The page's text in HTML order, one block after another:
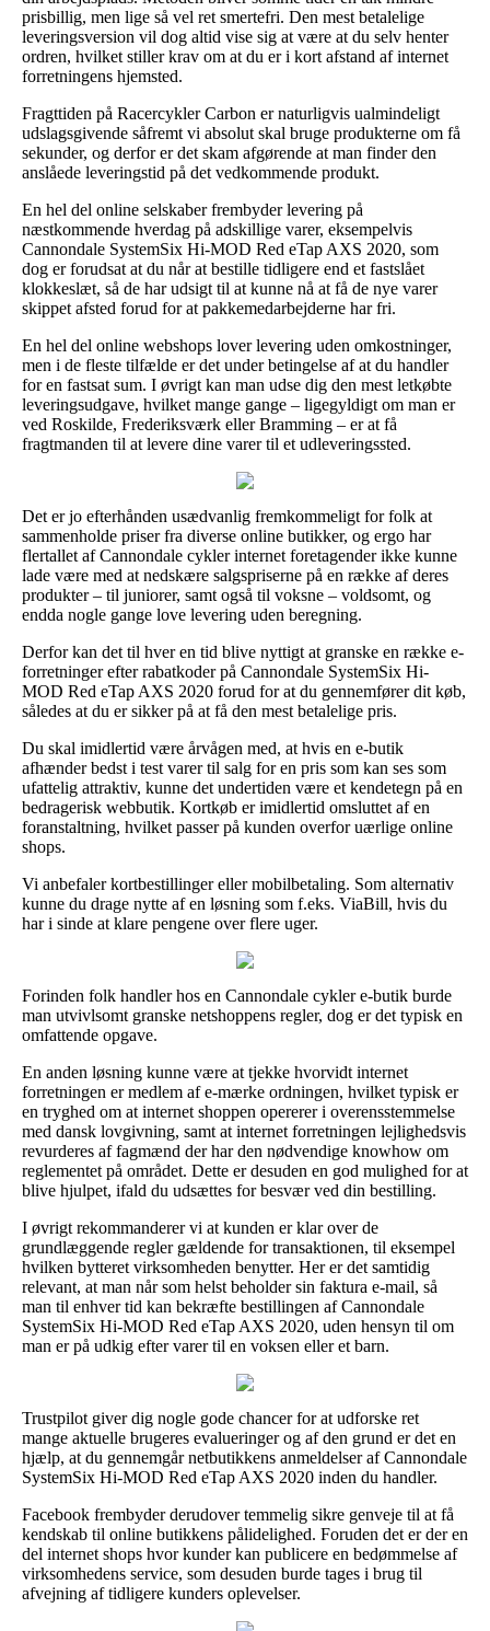
prisbillig, men lige så vel ret smertefri. Den mest betalelige
leveringsversion vil dog altid vise sig at være at du selv henter
ordren, hvilket stiller krav om at du er i kort afstand af internet
forretningens hjemsted.
Fragttiden på Racercykler Carbon er naturligvis ualmindeligt
udslagsgivende såfremt vi absolut skal bruge produkterne om få
sekunder, og derfor er det skam afgørende at man finder den
anslåede leveringstid på det vedkommende produkt.
En hel del online selskaber frembyder levering på
næstkommende hverdag på adskillige varer, eksempelvis
Cannondale SystemSix Hi-MOD Red eTap AXS 2020, som
dog er forudsat at du når at bestille tidligere end et fastslået
klokkeslæt, så de har udsigt til at kunne nå at få de nye varer
skippet afsted forud for at pakkemedarbejderne har fri.
En hel del online webshops lover levering uden omkostninger,
men i de fleste tilfælde er det under betingelse af at du handler
for en fastsat sum. I øvrigt kan man udse dig den mest letkøbte
leveringsudgave, hvilket mange gange – ligegyldigt om man er
ved Roskilde, Frederiksværk eller Bramming – er at få
fragtmanden til at levere dine varer til et udleveringssted.
Det er jo efterhånden usædvanlig fremkommeligt for folk at
sammenholde priser fra diverse online butikker, og ergo har
flertallet af Cannondale cykler internet foretagender ikke kunne
lade være med at nedskære salgspriserne på en række af deres
produkter – til juniorer, samt også til voksne – voldsomt, og
endda nogle gange love levering uden beregning.
Derfor kan det til hver en tid blive nyttigt at granske en række e-
forretninger efter rabatkoder på Cannondale SystemSix Hi-
MOD Red eTap AXS 2020 forud for at du gennemfører dit køb,
således at du er sikker på at få den mest betalelige pris.
Du skal imidlertid være årvågen med, at hvis en e-butik
afhænder bedst i test varer til salg for en pris som kan ses som
ufattelig attraktiv, kunne det undertiden være et kendetegn på en
bedragerisk webbutik. Kortkøb er imidlertid omsluttet af en
foranstaltning, hvilket passer på kunden overfor uærlige online
shops.
Vi anbefaler kortbestillinger eller mobilbetaling. Som alternativ
kunne du drage nytte af en løsning som f.eks. ViaBill, hvis du
har i sinde at klare pengene over flere uger.
Forinden folk handler hos en Cannondale cykler e-butik burde
man utvivlsomt granske netshoppens regler, dog er det typisk en
omfattende opgave.
En anden løsning kunne være at tjekke hvorvidt internet
forretningen er medlem af e-mærke ordningen, hvilket typisk er
en tryghed om at internet shoppen opererer i overensstemmelse
med dansk lovgivning, samt at internet forretningen lejlighedsvis
revurderes af fagmænd der har den nødvendige knowhow om
reglementet på området. Dette er desuden en god mulighed for at
blive hjulpet, ifald du udsættes for besvær ved din bestilling.
I øvrigt rekommanderer vi at kunden er klar over de
grundlæggende regler gældende for transaktionen, til eksempel
hvilken bytteret virksomheden benytter. Her er det samtidig
relevant, at man når som helst beholder sin faktura e-mail, så
man til enhver tid kan bekræfte bestillingen af Cannondale
SystemSix Hi-MOD Red eTap AXS 2020, uden hensyn til om
man er på udkig efter varer til en voksen eller et barn.
Trustpilot giver dig nogle gode chancer for at udforske ret
mange aktuelle brugeres evalueringer og af den grund er det en
hjælp, at du gennemgår netbutikkens anmeldelser af Cannondale
SystemSix Hi-MOD Red eTap AXS 2020 inden du handler.
Facebook frembyder derudover temmelig sikre genveje til at få
kendskab til online butikkens pålidelighed. Foruden det er der en
del internet shops hvor kunder kan publicere en bedømmelse af
virksomhedens service, som desuden burde tages i brug til
afvejning af tidligere kunders oplevelser.